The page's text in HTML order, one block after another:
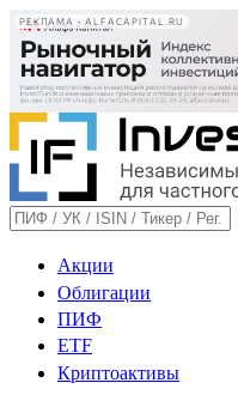
РЕКЛАМА • ALFACAPITAL.RU
Акции
Облигации
ПИФ
ETF
Криптоактивы